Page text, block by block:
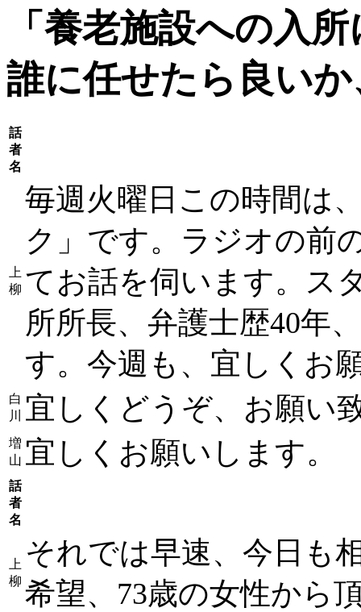
「養老施設への入
誰に任せたら良い
話
者
名
上
柳
毎週火曜日この時間は
ク」です。ラジオの前
てお話を伺います。ス
所所長、弁護士歴40年
す。今週も、宜しくお
白
川
宜しくどうぞ、お願い
増
山 宜しくお願いします。
話
者
名
上
柳
それでは早速、今日も
希望、73歳の女性から